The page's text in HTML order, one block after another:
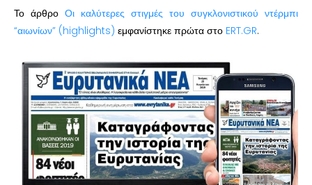
Το άρθρο Οι καλύτερες στιγμές του συγκλονιστικού ντέρμπι
“αιωνίων” (highlights) εμφανίστηκε πρώτα στο ERT.GR.